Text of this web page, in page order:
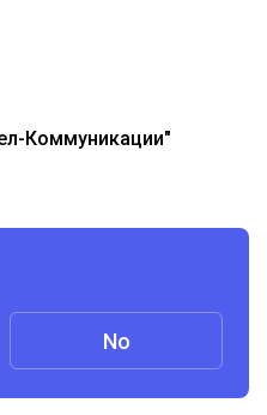
Коммуникации"
No